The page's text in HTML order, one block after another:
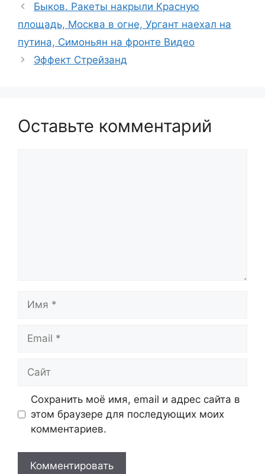
Быков. Ракеты накрыли Красную
площадь, Москва в огне, Ургант наехал на
путина, Симоньян на фронте Видео
Эффект Стрейзанд
Оставьте комментарий
Имя
Email
Сайт
Сохранить моё имя, email и адрес сайта в
этом браузере для последующих моих
комментариев.